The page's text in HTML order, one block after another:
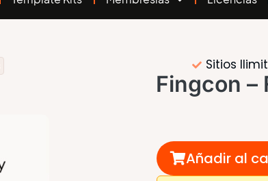
Sitios
Fingcon –
Añadir al